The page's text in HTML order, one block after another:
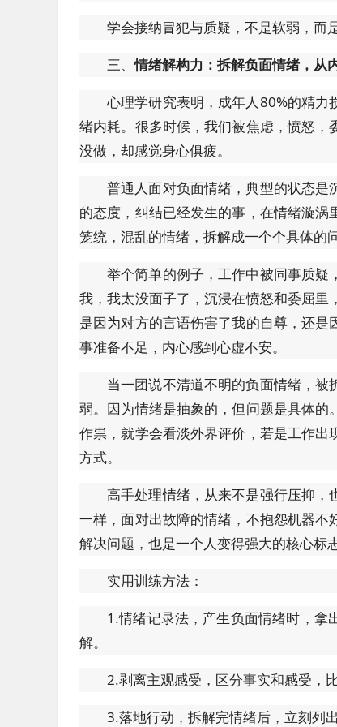
学会接纳冒犯与质疑，不是软弱，而
三、情绪解构力：拆解负面情绪，从
心理学研究表明，成年人80%的精
绪内耗。很多时候，我们被焦虑，愤怒
没做，却感觉身心俱疲。
普通人面对负面情绪，典型的状态是
的态度，纠结已经发生的事，在情绪漩
笼统，混乱的情绪，拆解成一个个具体的
举个简单的例子，工作中被同事质
我，我太没面子了，沉浸在愤怒和委屈里
是因为对方的言语伤害了我的自尊，还
事准备不足，内心感到心虚不安。
当一团说不清道不明的负面情绪，
弱。因为情绪是抽象的，但问题是具体
作祟，就学会看淡外界评价，若是工作
方式。
高手处理情绪，从来不是强行压抑
一样，面对出故障的情绪，不抱怨机器
解决问题，也是一个人变得强大的核心标志
实用训练方法：
1.情绪记录法，产生负面情绪时，拿
解。
2.剥离主观感受，区分事实和感受，
3.落地行动，拆解完情绪后，立刻列